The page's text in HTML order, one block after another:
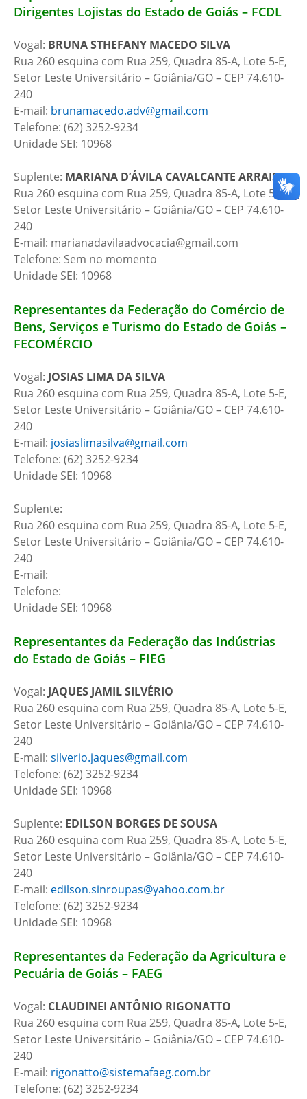
Dirigentes Lojistas do Estado de Goiás – FCDL
Vogal: BRUNA STHEFANY MACEDO SILVA
Rua 260 esquina com Rua 259, Quadra 85-A, Lote 5-E,
Setor Leste Universitário – Goiânia/GO – CEP 74.610-
240
E-mail: brunamacedo.adv@gmail.com
Telefone: (62) 3252-9234
Unidade SEI: 10968
Suplente: MARIANA D’ÁVILA CAVALCANTE ARRAIS
Rua 260 esquina com Rua 259, Quadra 85-A, Lote 5-E,
Setor Leste Universitário – Goiânia/GO – CEP 74.610-
240
E-mail: marianadavilaadvocacia@gmail.com
Telefone: Sem no momento
Unidade SEI: 10968
Representantes da Federação do Comércio de
Bens, Serviços e Turismo do Estado de Goiás –
FECOMÉRCIO
Vogal: JOSIAS LIMA DA SILVA
Rua 260 esquina com Rua 259, Quadra 85-A, Lote 5-E,
Setor Leste Universitário – Goiânia/GO – CEP 74.610-
240
E-mail: josiaslimasilva@gmail.com
Telefone: (62) 3252-9234
Unidade SEI: 10968
Suplente:
Rua 260 esquina com Rua 259, Quadra 85-A, Lote 5-E,
Setor Leste Universitário – Goiânia/GO – CEP 74.610-
240
E-mail:
Telefone:
Unidade SEI: 10968
Representantes da Federação das Indústrias
do Estado de Goiás – FIEG
Vogal: JAQUES JAMIL SILVÉRIO
Rua 260 esquina com Rua 259, Quadra 85-A, Lote 5-E,
Setor Leste Universitário – Goiânia/GO – CEP 74.610-
240
E-mail: silverio.jaques@gmail.com
Telefone: (62) 3252-9234
Unidade SEI: 10968
Suplente: EDILSON BORGES DE SOUSA
Rua 260 esquina com Rua 259, Quadra 85-A, Lote 5-E,
Setor Leste Universitário – Goiânia/GO – CEP 74.610-
240
E-mail: edilson.sinroupas@yahoo.com.br
Telefone: (62) 3252-9234
Unidade SEI: 10968
Representantes da Federação da Agricultura e
Pecuária de Goiás – FAEG
Vogal: CLAUDINEI ANTÔNIO RIGONATTO
Rua 260 esquina com Rua 259, Quadra 85-A, Lote 5-E,
Setor Leste Universitário – Goiânia/GO – CEP 74.610-
240
E-mail: rigonatto@sistemafaeg.com.br
Telefone: (62) 3252-9234